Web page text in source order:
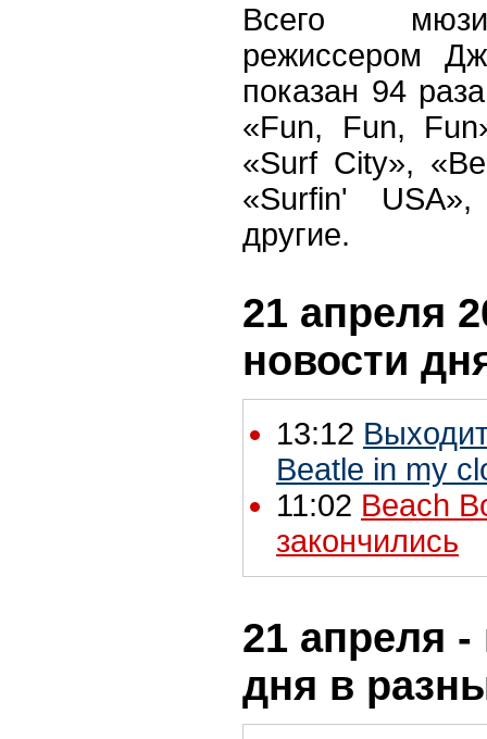
Всего
режиссером
показан 94
«Fun, Fun,
«Surf City»,
«Surfin'
другие.
21 апреля
новости
13:12
Beatle in my
11:02 Beach
закончились
21 апреля -
дня в